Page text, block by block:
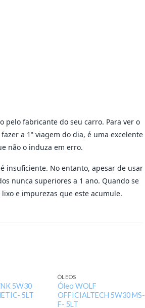
fabricante do seu carro. Para ver o
a 1ª viagem do dia, é uma excelente
não o induza em erro.
insuficiente. No entanto, apesar de usar
nunca superiores a 1 ano. Quando se
e impurezas que este acumule.
Add to
wishlist
5W30
5LT
ÓLEOS
Óleo WOLF
OFFICIALTECH 5W30 MS-
F- 5LT